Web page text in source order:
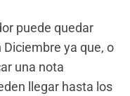
puede quedar
Diciembre ya que, o
una nota
llegar hasta los